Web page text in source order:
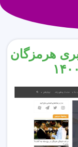
هرمزگان